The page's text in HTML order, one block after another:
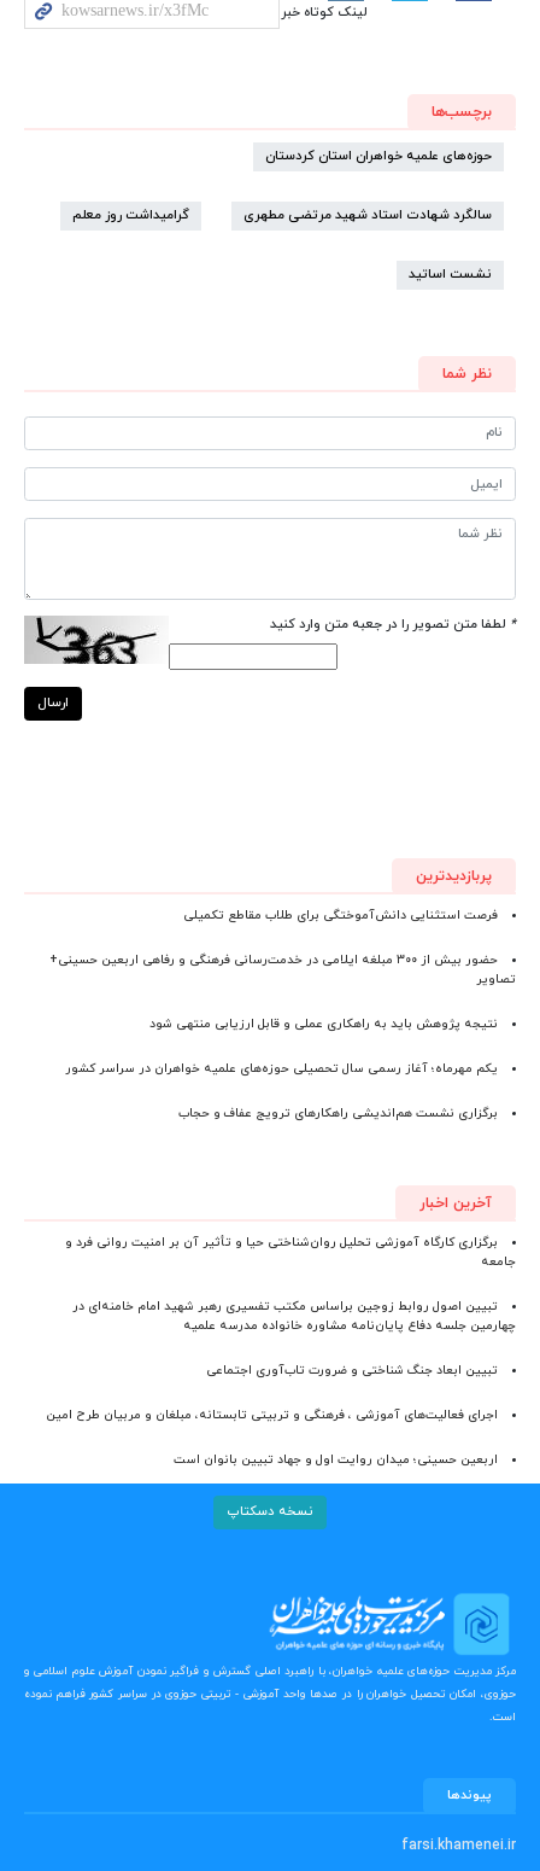
لینک کوتاه خبر
برچسب‌ها
حوزه‌های علمیه خواهران استان کردستان
سالگرد شهادت استاد شهید مرتضی مطهری گرامیداشت روز معلم
نشست اساتید
نظر شما
* لطفا متن تصویر را در جعبه متن وارد کنید
ارسال
پربازدیدترین
فرصت استثنایی دانش‌آموختگی برای طلاب مقاطع تکمیلی
حضور بیش از ۳۰۰ مبلغه ایلامی در خدمت‌رسانی فرهنگی و رفاهی اربعین حسینی+
تصاویر
نتیجه پژوهش باید به راهکاری عملی و قابل ارزیابی منتهی شود
یکم مهرماه؛ آغاز رسمی سال تحصیلی حوزه‌های علمیه خواهران در سراسر کشور
برگزاری نشست هم‌اندیشی راهکارهای ترویج عفاف و حجاب
آخرین اخبار
برگزاری کارگاه آموزشی تحلیل روان‌شناختی حیا و تأثیر آن بر امنیت روانی فرد و
جامعه
تبیین اصول روابط زوجین براساس مکتب تفسیری رهبر شهید امام خامنه‌ای در
چهارمین جلسه دفاع پایان‌نامه مشاوره خانواده مدرسه علمیه
تبیین ابعاد جنگ شناختی و ضرورت تاب‌آوری اجتماعی
اجرای فعالیت‌های آموزشی ، فرهنگی و تربیتی تابستانه، مبلغان و مربیان طرح امین
اربعین حسینی؛ میدان روایت اول و جهاد تبیین بانوان است
نسخه دسکتاپ
مرکز مدیریت حوزه‌های علمیه خواهران، با راهبرد اصلی گسترش و فراگیر نمودن آموزش علوم اسلامی و
حوزوی، امکان تحصیل خواهران را در صدها واحد آموزشی - تربیتی حوزوی در سراسر کشور فراهم نموده
است.
پیوندها
farsi.khamenei.ir